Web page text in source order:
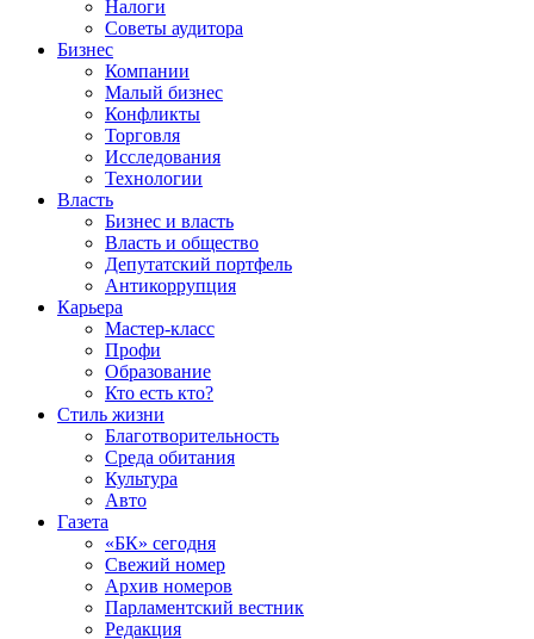
Налоги
Советы аудитора
Бизнес
Компании
Малый бизнес
Конфликты
Торговля
Исследования
Технологии
Власть
Бизнес и власть
Власть и общество
Депутатский портфель
Антикоррупция
Карьера
Мастер-класс
Профи
Образование
Кто есть кто?
Стиль жизни
Благотворительность
Среда обитания
Культура
Авто
Газета
«БК» сегодня
Свежий номер
Архив номеров
Парламентский вестник
Редакция